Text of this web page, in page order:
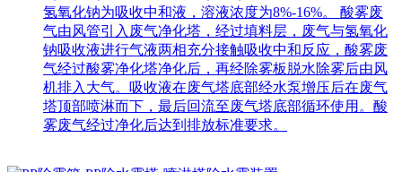
氢氧化钠为吸收中和液，溶液浓度为8%-16%。 酸雾废
气由风管引入废气净化塔，经过填料层，废气与氢氧化
钠吸收液进行气液两相充分接触吸收中和反应，酸雾废
气经过酸雾净化塔净化后，再经除雾板脱水除雾后由风
机排入大气。吸收液在废气塔底部经水泵增压后在废气
塔顶部喷淋而下，最后回流至废气塔底部循环使用。酸
雾废气经过净化后达到排放标准要求。